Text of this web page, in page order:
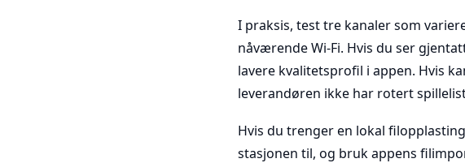
I praksis, test tre kanaler som
nåværende Wi-Fi. Hvis du ser
lavere kvalitetsprofil i appen. Hvis
leverandøren ikke har rotert
Hvis du trenger en lokal
stasjonen til, og bruk appens